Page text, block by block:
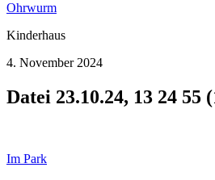
Ohrwurm
Kinderhaus
4. November 2024
Datei 23.10.24, 13 24 55
Beitragsnavigation
Im Park